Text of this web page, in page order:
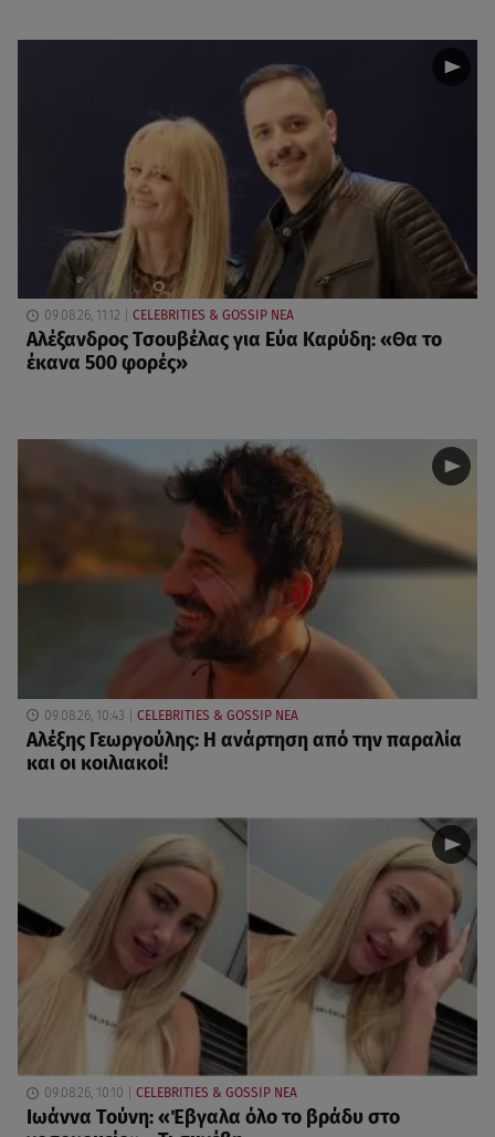
09.08.26, 11:12 CELEBRITIES & GOSSIP ΝΕΑ
Αλέξανδρος Τσουβέλας για Εύα Καρύδη: «Θα το
έκανα 500 φορές»
09.08.26, 10:43 CELEBRITIES & GOSSIP ΝΕΑ
Αλέξης Γεωργούλης: Η ανάρτηση από την παραλία
και οι κοιλιακοί!
09.08.26, 10:10 CELEBRITIES & GOSSIP ΝΕΑ
Ιωάννα Τούνη: «Έβγαλα όλο το βράδυ στο